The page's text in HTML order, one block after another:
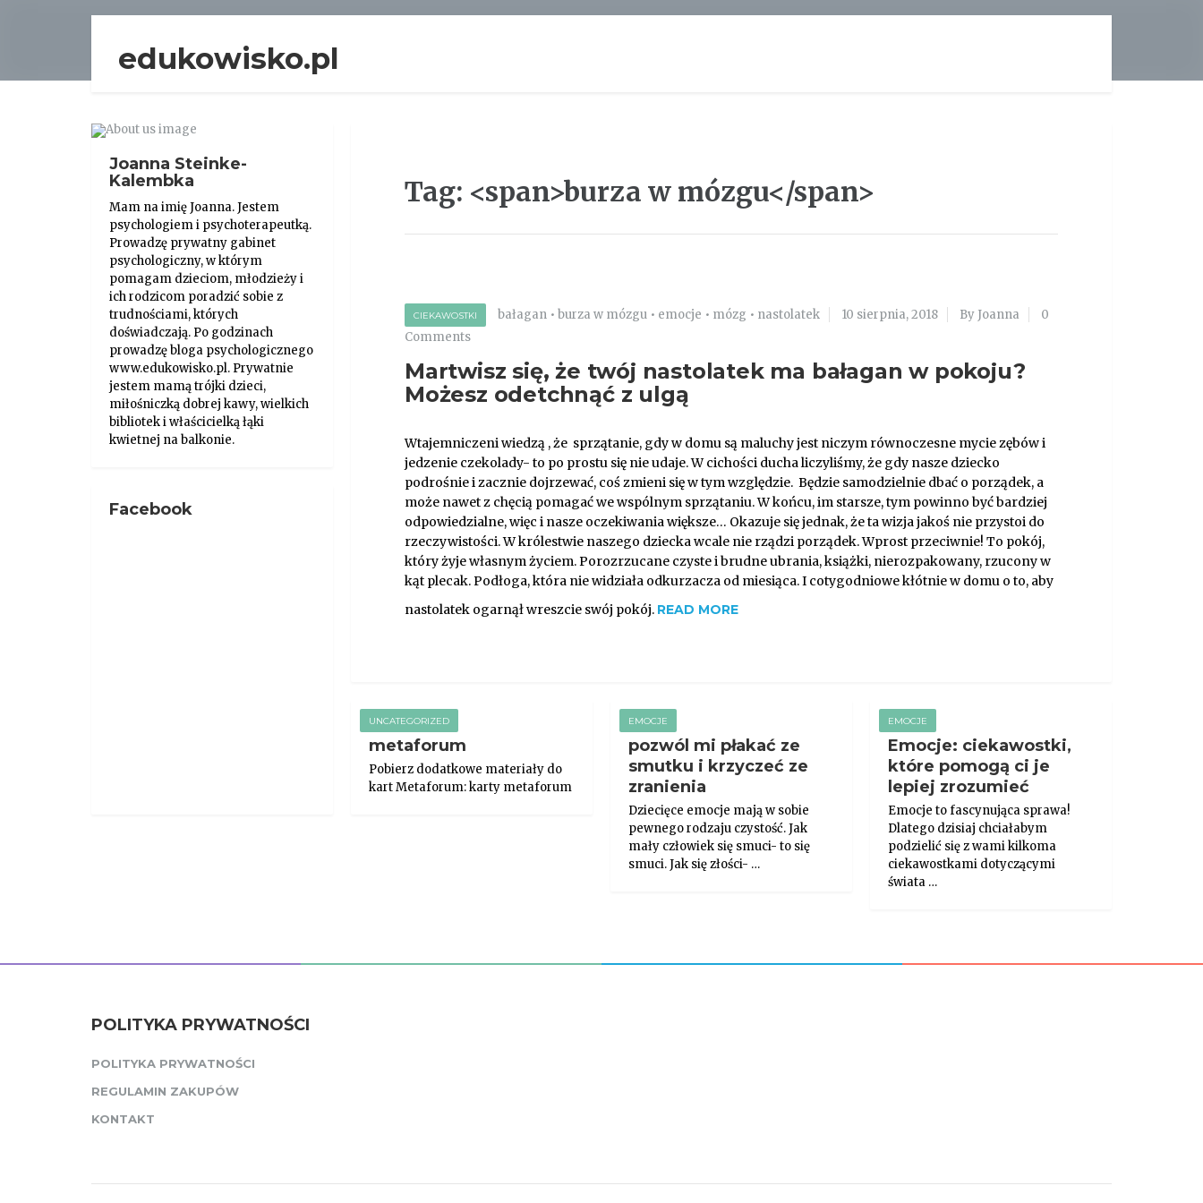
edukowisko.pl
Tag: <span>burza w mózgu</span>
CIEKAWOSTKI bałagan • burza w mózgu • emocje • mózg • nastolatek 10 sierpnia, 2018 By Joanna
0
Comments
Martwisz się, że twój nastolatek ma bałagan w pokoju?
Możesz odetchnąć z ulgą
Wtajemniczeni wiedzą , że sprzątanie, gdy w domu są maluchy jest niczym równoczesne mycie zębów i
jedzenie czekolady- to po prostu się nie udaje. W cichości ducha liczyliśmy, że gdy nasze dziecko
podrośnie i zacznie dojrzewać, coś zmieni się w tym względzie. Będzie samodzielnie dbać o porządek, a
może nawet z chęcią pomagać we wspólnym sprzątaniu. W końcu, im starsze, tym powinno być bardziej
odpowiedzialne, więc i nasze oczekiwania większe… Okazuje się jednak, że ta wizja jakoś nie przystoi do
rzeczywistości. W królestwie naszego dziecka wcale nie rządzi porządek. Wprost przeciwnie! To pokój,
który żyje własnym życiem. Porozrzucane czyste i brudne ubrania, książki, nierozpakowany, rzucony w
kąt plecak. Podłoga, która nie widziała odkurzacza od miesiąca. I cotygodniowe kłótnie w domu o to, aby
nastolatek ogarnął wreszcie swój pokój. READ MORE
UNCATEGORIZED
metaforum
Pobierz dodatkowe materiały do
kart Metaforum: karty metaforum
EMOCJE
pozwól mi płakać ze
smutku i krzyczeć ze
zranienia
Dziecięce emocje mają w sobie
pewnego rodzaju czystość. Jak
mały człowiek się smuci- to się
smuci. Jak się złości- …
EMOCJE
Emocje: ciekawostki,
które pomogą ci je
lepiej zrozumieć
Emocje to fascynująca sprawa!
Dlatego dzisiaj chciałabym
podzielić się z wami kilkoma
ciekawostkami dotyczącymi
świata …
Joanna Steinke-
Kalembka
Mam na imię Joanna. Jestem
psychologiem i psychoterapeutką.
Prowadzę prywatny gabinet
psychologiczny, w którym
pomagam dzieciom, młodzieży i
ich rodzicom poradzić sobie z
trudnościami, których
doświadczają. Po godzinach
prowadzę bloga psychologicznego
www.edukowisko.pl. Prywatnie
jestem mamą trójki dzieci,
miłośniczką dobrej kawy, wielkich
bibliotek i właścicielką łąki
kwietnej na balkonie.
Facebook
POLITYKA PRYWATNOŚCI
POLITYKA PRYWATNOŚCI
REGULAMIN ZAKUPÓW
KONTAKT